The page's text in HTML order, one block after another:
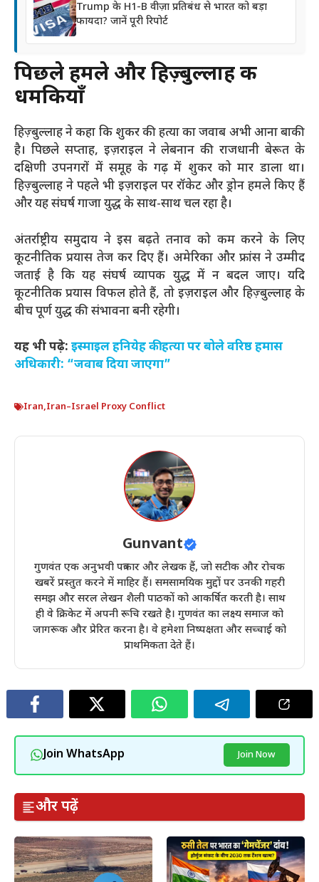
Trump के H1-B वीज़ा प्रतिबंध से भारत को बड़ा
फायदा? जानें पूरी रिपोर्ट
पिछले हमले और हिज़्बुल्लाह की
धमकियाँ
हिज़्बुल्लाह ने कहा कि शुकर की हत्या का जवाब अभी आना बाकी
है। पिछले सप्ताह, इज़राइल ने लेबनान की राजधानी बेरूत के
दक्षिणी उपनगरों में समूह के गढ़ में शुकर को मार डाला था।
हिज़्बुल्लाह ने पहले भी इज़राइल पर रॉकेट और ड्रोन हमले किए हैं
और यह संघर्ष गाजा युद्ध के साथ-साथ चल रहा है।
अंतर्राष्ट्रीय समुदाय ने इस बढ़ते तनाव को कम करने के लिए
कूटनीतिक प्रयास तेज कर दिए हैं। अमेरिका और फ्रांस ने उम्मीद
जताई है कि यह संघर्ष व्यापक युद्ध में न बदल जाए। यदि
कूटनीतिक प्रयास विफल होते हैं, तो इज़राइल और हिज़्बुल्लाह के
बीच पूर्ण युद्ध की संभावना बनी रहेगी।
यह भी पढ़े: इस्माइल हनियेह की हत्या पर बोले वरिष्ठ हमास
अधिकारी: “जवाब दिया जाएगा”
Iran,Iran–Israel Proxy Conflict
Gunvant
गुणवंत एक अनुभवी पत्रकार और लेखक हैं, जो सटीक और रोचक
खबरें प्रस्तुत करने में माहिर हैं। समसामयिक मुद्दों पर उनकी गहरी
समझ और सरल लेखन शैली पाठकों को आकर्षित करती है। साथ
ही वे क्रिकेट में अपनी रूचि रखते है। गुणवंत का लक्ष्य समाज को
जागरूक और प्रेरित करना है। वे हमेशा निष्पक्षता और सच्चाई को
प्राथमिकता देते हैं।
Join WhatsApp Join Now
और पढ़ें